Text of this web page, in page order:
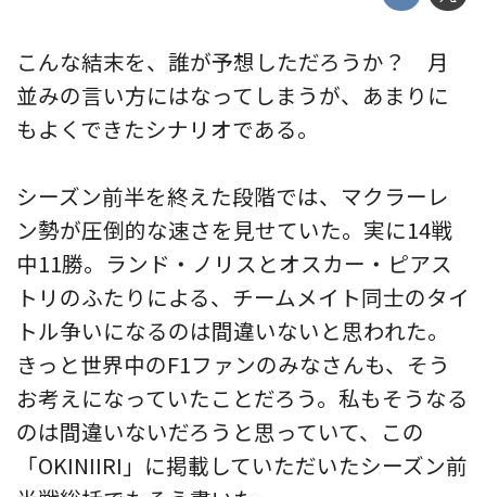
こんな結末を、誰が予想しただろうか？ 月
並みの言い方にはなってしまうが、あまりに
もよくできたシナリオである。
シーズン前半を終えた段階では、マクラーレ
ン勢が圧倒的な速さを見せていた。実に14戦
中11勝。ランド・ノリスとオスカー・ピアス
トリのふたりによる、チームメイト同士のタイ
トル争いになるのは間違いないと思われた。
きっと世界中のF1ファンのみなさんも、そう
お考えになっていたことだろう。私もそうなる
のは間違いないだろうと思っていて、この
「OKINIIRI」に掲載していただいたシーズン前